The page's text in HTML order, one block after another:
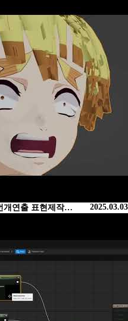
2025.03.03
개연출 표현제작…